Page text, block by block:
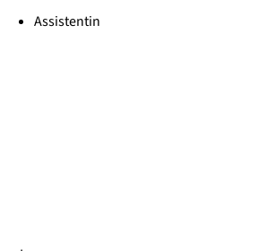
Assistentin